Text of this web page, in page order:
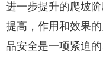
进一步提升的爬坡
提高，作用和效果
品安全是一项紧迫